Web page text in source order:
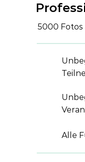
5000 Fotos
Alle